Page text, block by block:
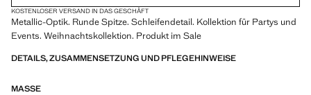
KOSTENLOSER VERSAND IN DAS GESCHÄFT
Metallic-Optik. Runde Spitze. Schleifendetail. Kollektion für Partys und
Events. Weihnachtskollektion. Produkt im Sale
DETAILS, ZUSAMMENSETZUNG UND PFLEGEHINWEISE
MASSE